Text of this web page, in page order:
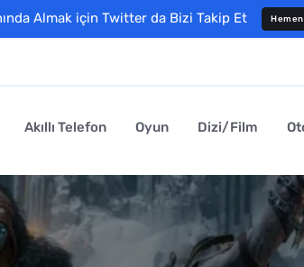
Almak için Twitter da Bizi Takip Et Hemen
Akıllı Telefon Oyun Dizi/Film